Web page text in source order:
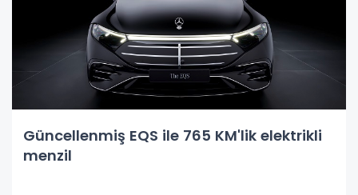
Güncellenmiş EQS ile 765 KM'lik elektrikli
menzil